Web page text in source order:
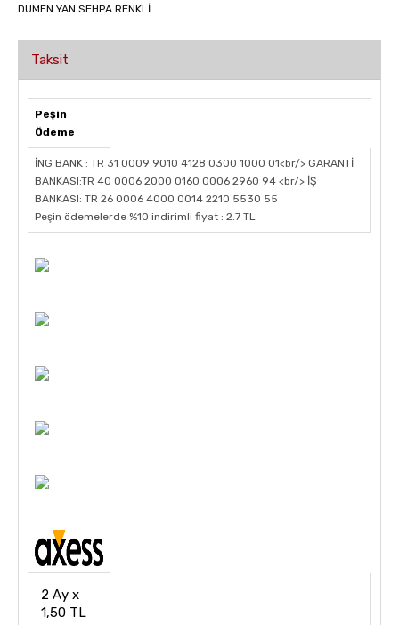
DÜMEN YAN SEHPA RENKLİ
Taksit
Peşin
Ödeme
İNG BANK : TR 31 0009 9010 4128 0300 1000 01<br/> GARANTİ
BANKASI:TR 40 0006 2000 0160 0006 2960 94 <br/> İŞ
BANKASI: TR 26 0006 4000 0014 2210 5530 55
Peşin ödemelerde %10 indirimli fiyat : 2.7 TL
2 Ay x
1,50 TL